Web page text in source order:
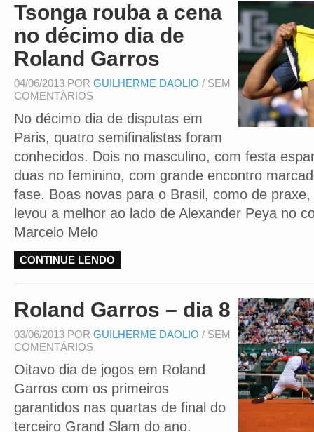
Tsonga rouba a cena
no décimo dia de
Roland Garros
04/06/2013 POR GUILHERME DAOLIO / SEM
COMENTÁRIOS
No décimo dia de disputas em
Paris, quatro semifinalistas foram
conhecidos. Dois no masculino, com festa
duas no feminino, com grande encontro
fase. Boas novas para o Brasil, como de
levou a melhor ao lado de Alexander Peya no
Marcelo Melo
CONTINUE LENDO
Roland Garros – dia 8
03/06/2013 POR GUILHERME DAOLIO / SEM
COMENTÁRIOS
Oitavo dia de jogos em Roland
Garros com os primeiros
garantidos nas quartas de final do
terceiro Grand Slam do ano.